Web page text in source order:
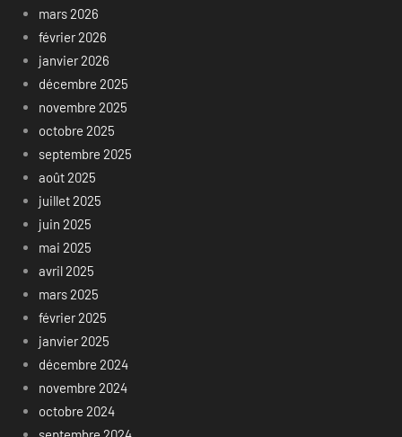
mars 2026
février 2026
janvier 2026
décembre 2025
novembre 2025
octobre 2025
septembre 2025
août 2025
juillet 2025
juin 2025
mai 2025
avril 2025
mars 2025
février 2025
janvier 2025
décembre 2024
novembre 2024
octobre 2024